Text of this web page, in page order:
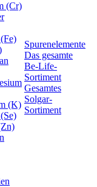
(Cr)
(K)
Spurenelemente
Das gesamte
Be-Life-
Sortiment
Gesamtes
Solgar-
Sortiment